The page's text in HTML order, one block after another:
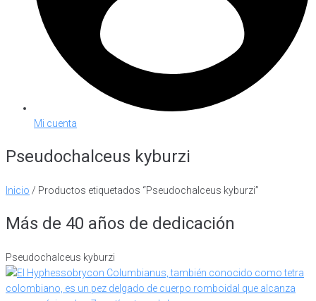
Mi cuenta
Pseudochalceus kyburzi
Inicio / Productos etiquetados “Pseudochalceus kyburzi”
Más de 40 años de dedicación
Pseudochalceus kyburzi